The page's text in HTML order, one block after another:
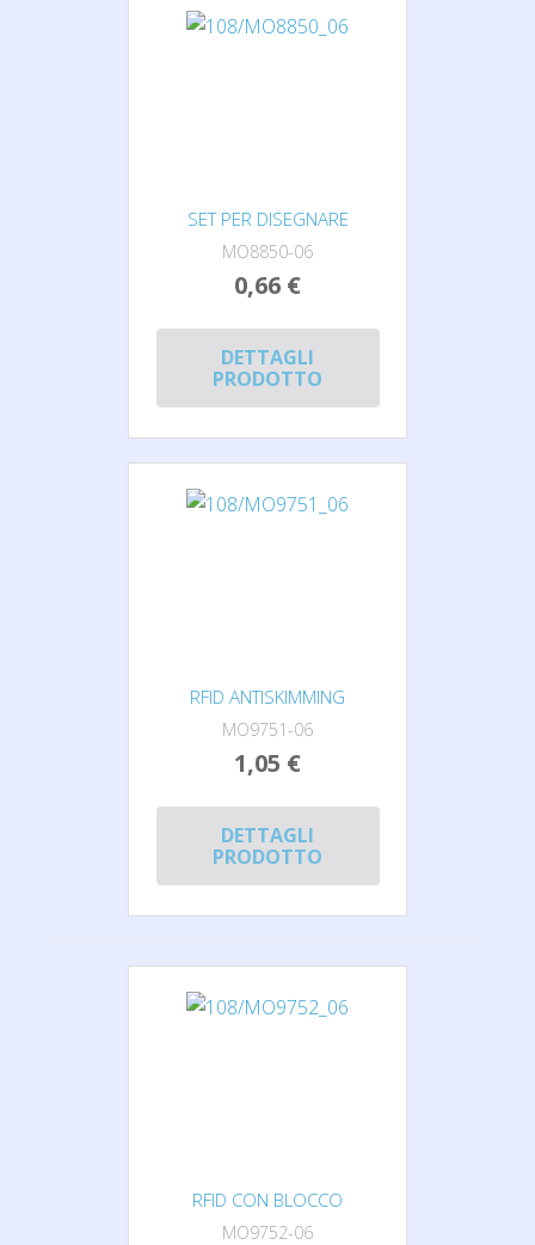
SET PER DISEGNARE
MO8850-06
0,66 €
DETTAGLI
PRODOTTO
RFID ANTISKIMMING
MO9751-06
1,05 €
DETTAGLI
PRODOTTO
RFID CON BLOCCO
MO9752-06